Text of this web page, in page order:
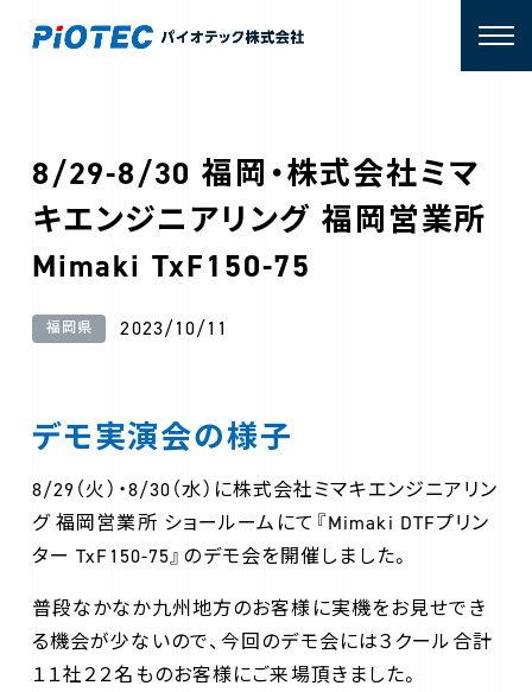
8/29-8/30 福岡・株式会社ミマ
キエンジニアリング 福岡営業所
Mimaki TxF150-75
福岡県 2023/10/11
デモ実演会の様子
8/29（火）・8/30（水）に株式会社ミマキエンジニアリン
グ 福岡営業所 ショールームにて『Mimaki DTFプリン
ター TxF150-75』のデモ会を開催しました。
普段なかなか九州地方のお客様に実機をお見せでき
る機会が少ないので、今回のデモ会には３クール合計
１１社２２名ものお客様にご来場頂きました。